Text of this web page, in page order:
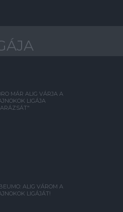
MÁR ALIG VÁRJA A
LIGÁJA
ALIG VÁROM A
LIGÁJÁT!